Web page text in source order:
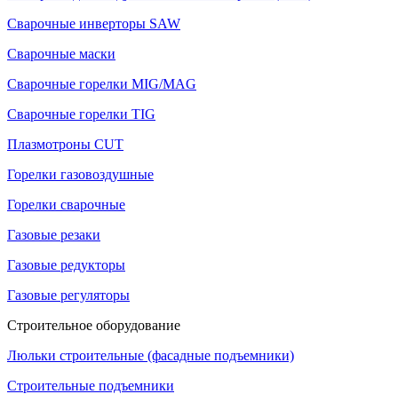
Сварочные инверторы SAW
Сварочные маски
Сварочные горелки MIG/MAG
Сварочные горелки TIG
Плазмотроны CUT
Горелки газовоздушные
Горелки сварочные
Газовые резаки
Газовые редукторы
Газовые регуляторы
Строительное оборудование
Люльки строительные (фасадные подъемники)
Строительные подъемники